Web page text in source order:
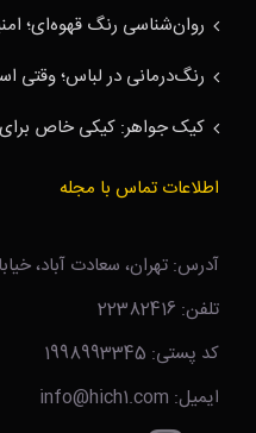
روان‌شناسی رنگ قهوه‌ای؛
رنگ‌درمانی در لباس؛ وقتی
کیک جواهر: کیکی خاص برای تولد ۶۲ سالگی
اطلاعات تماس با مجله
آدرس: تهران، سعادت آباد،
تلفن: 22382416
کد پستی: 1998993345
ایمیل: info@hich1.com